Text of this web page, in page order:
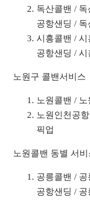
독산콜밴 /
공항샌딩 /
시흥콜밴 / 시
공항샌딩 /
노원구 콜밴서비스
노원콜밴 / 노
노원인천공
픽업
노원콜밴 동별 서비
공릉콜밴 /
공항샌딩 /